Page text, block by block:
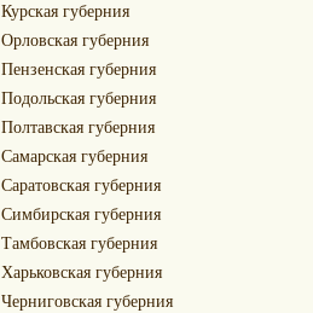
Курская губерния
Орловская губерния
Пензенская губерния
Подольская губерния
Полтавская губерния
Самарская губерния
Саратовская губерния
Симбирская губерния
Тамбовская губерния
Харьковская губерния
Черниговская губерния